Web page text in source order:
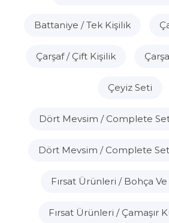
Battaniye / Tek Kişilik
Çarşaf / Çift Kişilik
Çeyiz Seti
Dört Mevsim / Complete
Dört Mevsim / Complete
Fırsat Ürünleri / Bohça
Fırsat Ürünleri / Çamaşır